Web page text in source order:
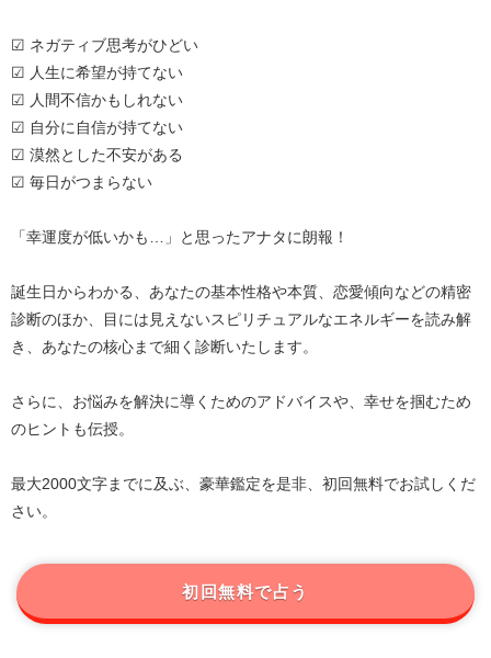
☑ ネガティブ思考がひどい
☑ 人生に希望が持てない
☑ 人間不信かもしれない
☑ 自分に自信が持てない
☑ 漠然とした不安がある
☑ 毎日がつまらない
「幸運度が低いかも…」と思ったアナタに朗報！
誕生日からわかる、あなたの基本性格や本質、恋愛傾向などの精密
診断のほか、目には見えないスピリチュアルなエネルギーを読み解
き、あなたの核心まで細く診断いたします。
さらに、お悩みを解決に導くためのアドバイスや、幸せを掴むため
のヒントも伝授。
最大2000文字までに及ぶ、豪華鑑定を是非、初回無料でお試しくだ
さい。
初回無料で占う